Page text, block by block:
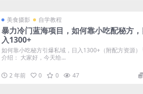
美食摄影 自学教程
暴力冷门蓝海项目，如何靠小吃配秘方，
入1300+
如何靠小吃秘方引爆私域，日入1300+（附配方资源）
介绍： 大家好，今天给...
2 年前 0 0 47